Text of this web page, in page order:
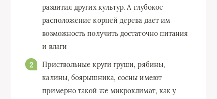
развития других культур. А глубокое
расположение корней дерева дает им
возможность получить достаточно питания
и влаги
Приствольные круги груши, рябины,
калины, боярышника, сосны имеют
примерно такой же микроклимат, как у